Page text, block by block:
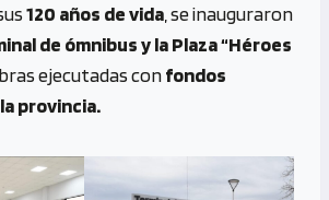
py
Li
n
gr
a
m
at
s
A
p
120 años de vida , se inauguraron
de ómnibus y la Plaza “Héroes
ejecutadas confondos
provincia.